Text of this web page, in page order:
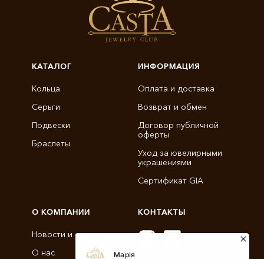
КАТАЛОГ
Кольца
Серьги
Подвески
Браслеты
ИНФОРМАЦИЯ
Оплата и доставка
Возврат и обмен
Договор публичной
оферты
Уход за ювелирными
украшениями
Сертификат GIA
О КОМПАНИИ
Новости и статьи
О нас
КОНТАКТЫ